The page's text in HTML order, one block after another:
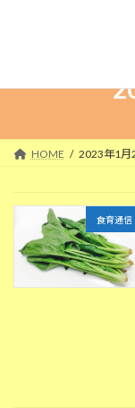
HOME 2023年1月
食育通信